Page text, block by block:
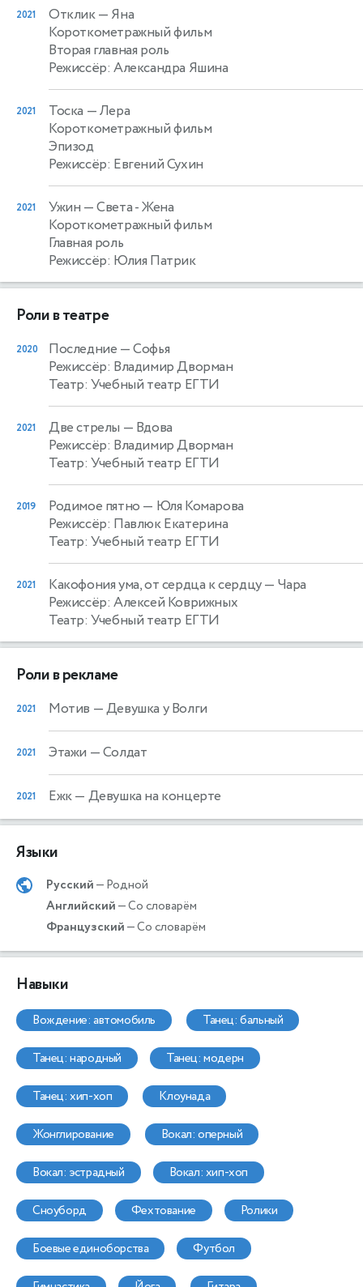
2021 Отклик— Яна
Короткометражный фильм
Вторая главная роль
Режиссёр: Александра Яшина
2021 Тоска — Лера
Короткометражный фильм
Эпизод
Режиссёр: Евгений Сухин
2021 Ужин — Света - Жена
Короткометражный фильм
Главная роль
Режиссёр: Юлия Патрик
Роли в театре
2020 Последние — Софья
Режиссёр: Владимир Дворман
Театр: Учебный театр ЕГТИ
2021 Две стрелы — Вдова
Режиссёр: Владимир Дворман
Театр: Учебный театр ЕГТИ
2019 Родимое пятно — Юля Комарова
Режиссёр: Павлюк Екатерина
Театр: Учебный театр ЕГТИ
2021 Какофония ума, от сердца к сердцу— Чара
Режиссёр: Алексей Коврижных
Театр: Учебный театр ЕГТИ
Роли в рекламе
2021 Мотив — Девушка у Волги
2021 Этажи — Солдат
2021 Ежк— Девушка на концерте
Языки
Русский— Родной
Английский— Со словарём
Французский— Со словарём
Навыки
вождение: автомобиль танец: бальный
танец: народный танец: модерн
танец: хип-хоп клоунада
жонглирование вокал: оперный
вокал: эстрадный вокал: хип-хоп
сноуборд фехтование ролики
боевые единоборства футбол